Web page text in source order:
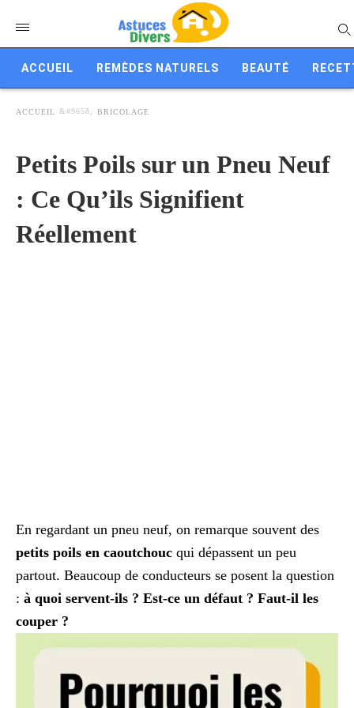
ACCUEIL REMÈDES NATURELS BEAUTÉ
ACCUEIL BRICOLAGE
Petits Poils sur un Pneu Neuf
: Ce Qu’ils Signifient
Réellement
En regardant un pneu neuf, on remarque souvent des
petits poils en caoutchouc qui dépassent un peu
partout. Beaucoup de conducteurs se posent la question
: à quoi servent-ils ? Est-ce un défaut ? Faut-il les
couper ?